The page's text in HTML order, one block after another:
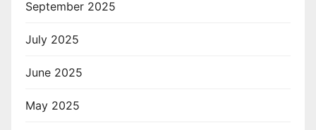
September 2025
July 2025
June 2025
May 2025